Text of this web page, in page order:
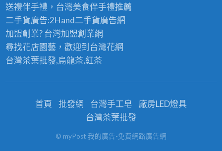
送禮伴手禮，台灣美食伴手禮推薦
二手貨廣告:2Hand二手貨廣告網
加盟創業? 台灣加盟創業網
尋找花店園藝，歡迎到台灣花網
台灣茶葉批發,烏龍茶,紅茶
首頁 批發網 台灣手工皂
廠房LED燈具
台灣茶葉批發
© myPost 我的廣告-免費網路廣告網